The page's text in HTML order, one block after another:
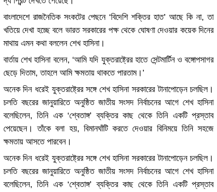
বাংলাদেশে রাজনৈতিক সংকটের পেছনে ‘বিদেশি শক্তির হাত’ আছে কি না, তা
খতিয়ে দেখা হচ্ছে বলে ভারত সরকারের পক্ষ থেকে ঘোষণা দেওয়ার কয়েক দিনের
মাথায় এমন কথা বললেন শেখ হাসিনা।
বার্তায় শেখ হাসিনা বলেন, ‘আমি যদি যুক্তরাষ্ট্রের হাতে সেন্টমার্টিন ও বঙ্গোপসাগর
ছেড়ে দিতাম, তাহলে আমি ক্ষমতায় থাকতে পারতাম।’
অনেক দিন ধরেই যুক্তরাষ্ট্রের সঙ্গে শেখ হাসিনা সরকারের টানাপোড়েন চলছিল।
চলতি বছরের জানুয়ারিতে অনুষ্ঠিত জাতীয় সংসদ নির্বাচনের আগে শেখ হাসিনা
বলেছিলেন, তিনি এক ‘শ্বেতাঙ্গ’ ব্যক্তির কাছ থেকে তিনি একটি প্রস্তাব
পেয়েছেন। তাঁকে বলা হয়, বিমানঘাঁটি করতে দেওয়ার বিনিময়ে তিনি সহজে
ক্ষমতায় আসতে পারবেন।
অনেক দিন ধরেই যুক্তরাষ্ট্রের সঙ্গে শেখ হাসিনা সরকারের টানাপোড়েন চলছিল।
চলতি বছরের জানুয়ারিতে অনুষ্ঠিত জাতীয় সংসদ নির্বাচনের আগে শেখ হাসিনা
বলেছিলেন, তিনি এক ‘শ্বেতাঙ্গ’ ব্যক্তির কাছ থেকে তিনি একটি প্রস্তাব